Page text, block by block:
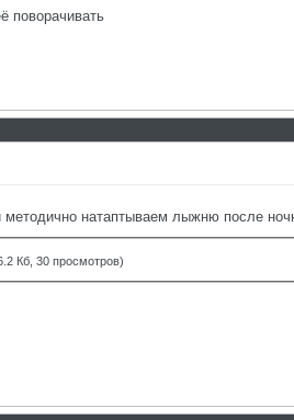
поворачивать
натаптываем лыжню после
Кб, 30 просмотров)